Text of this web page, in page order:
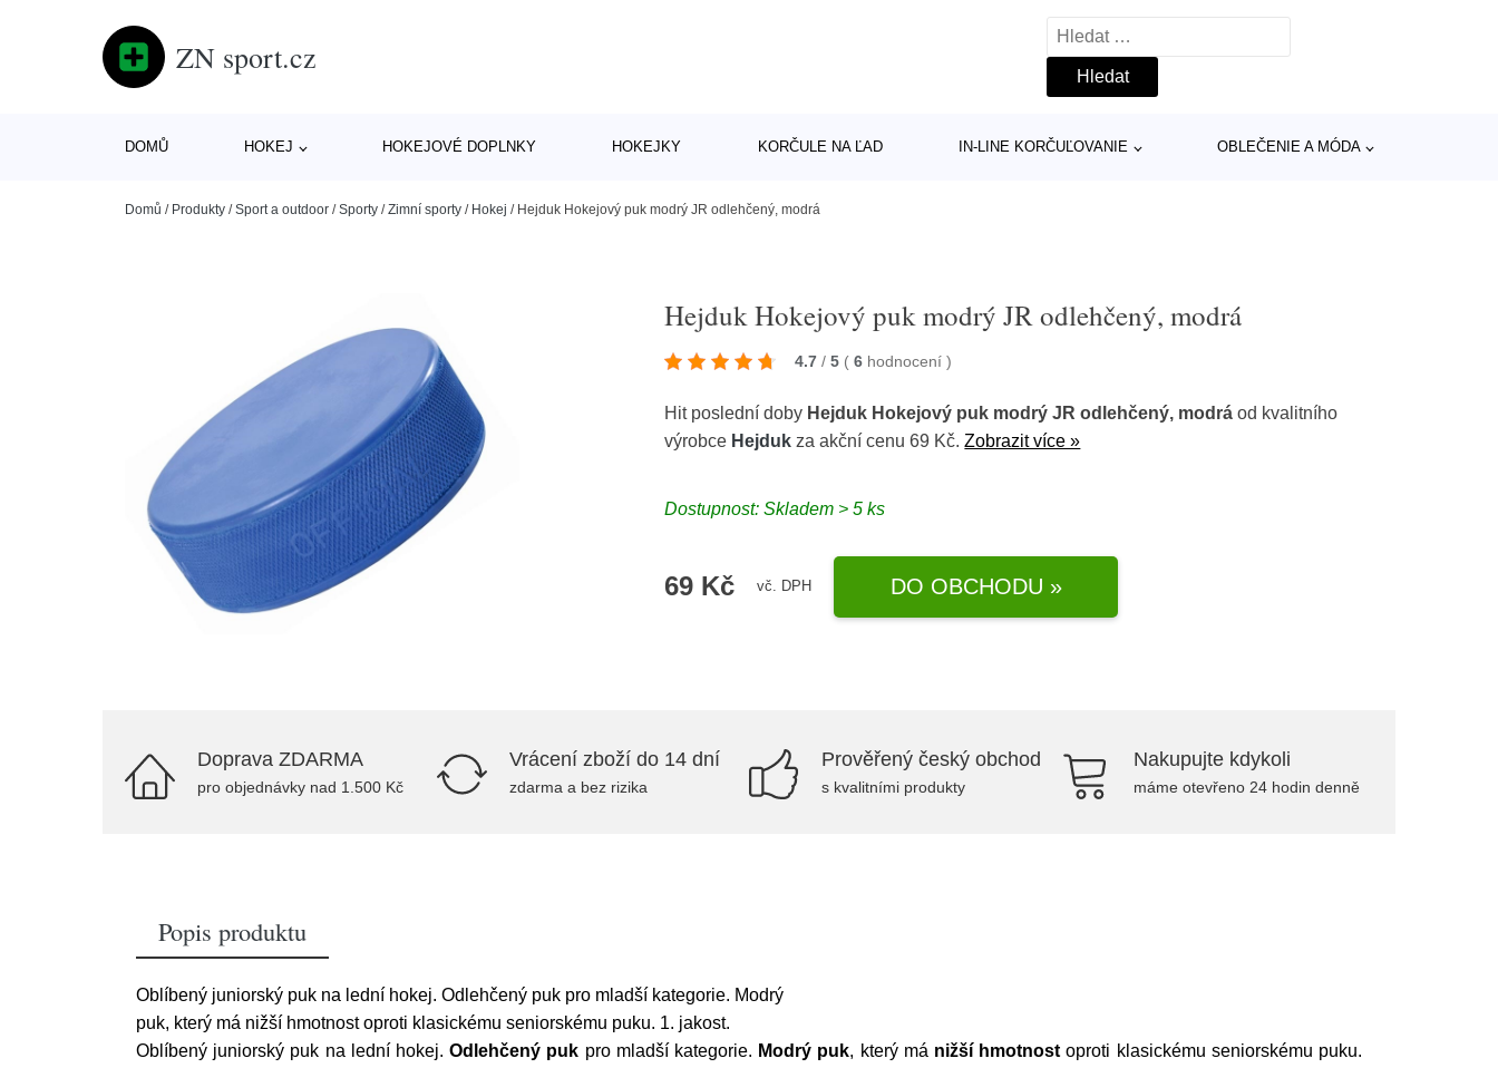
ZN sport.cz
Vyhledávání
DOMŮ HOKEJ HOKEJOVÉ DOPLNKY HOKEJKY KORČULE NA ĽAD IN-LINE KORČUĽOVANIE OBLEČENIE A MÓDA
Domů / Produkty /Sport a outdoor /Sporty /Zimní sporty / Hokej / Hejduk Hokejový puk modrý JR odlehčený, modrá
Hejduk Hokejový puk modrý JR odlehčený, modrá
4.7 / 5 ( 6 hodnocení)
Hit poslední doby Hejduk Hokejový puk modrý JR odlehčený, modrá od kvalitního
výrobce Hejduk za akční cenu 69 Kč.Zobrazit více »
Dostupnost: Skladem > 5 ks
69 Kč vč. DPH DO OBCHODU »
Doprava ZDARMA
pro objednávky nad 1.500 Kč
Vrácení zboží do 14 dní
zdarma a bez rizika
Prověřený český obchod
s kvalitními produkty
Nakupujte kdykoli
máme otevřeno 24 hodin denně
Popis produktu
Oblíbený juniorský puk na lední hokej. Odlehčený puk pro mladší kategorie. Modrý
puk, který má nižší hmotnost oproti klasickému seniorskému puku. 1. jakost.
Oblíbený juniorský puk na lední hokej.Odlehčený puk pro mladší kategorie. Modrý puk, který má nižší hmotnost oproti klasickému seniorskému puku.